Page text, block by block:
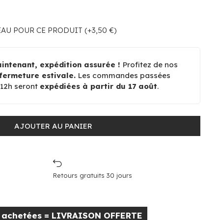
POUR CE PRODUIT (+3,50 €)
expédition assurée ! Profitez de nos
estivale. Les commandes passées
seront expédiées à partir du 17 août.
AJOUTER AU PANIER
Retours gratuits 30 jours
= LIVRAISON OFFERTE